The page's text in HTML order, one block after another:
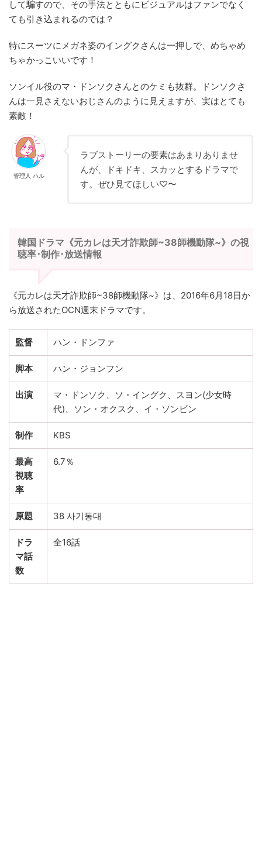
して騙すので、その手法とともにビジュアルはファンでなく
ても引き込まれるのでは？
特にスーツにメガネ姿のイングクさんは一押しで、めちゃめ
ちゃかっこいいです！
ソンイル役のマ・ドンソクさんとのケミも抜群。ドンソクさ
んは一見さえないおじさんのように見えますが、実はとても
素敵！
管理人 ハル
ラブストーリーの要素はあまりありませ
んが、ドキドキ、スカッとするドラマで
す。ぜひ見てほしい♡〜
韓国ドラマ《元カレは天才詐欺師~38師機動隊~》の視
聴率･制作･放送情報
《元カレは天才詐欺師~38師機動隊~》は、2016年6月18日か
ら放送されたOCN週末ドラマです。
監督 ハン・ドンファ
脚本 ハン・ジョンフン
出演
マ・ドンソク、ソ・イングク、スヨン(少女時
代)、ソン・オクスク、イ・ソンビン
制作 KBS
最高
視聴
率
6.7％
原題 38 사기동대
ドラ
マ話
数
全16話